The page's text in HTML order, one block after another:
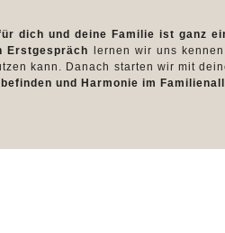
dich und deine Familie ist ganz
Erstgespräch
lernen wir uns
kann. Danach starten wir mit
und Harmonie im